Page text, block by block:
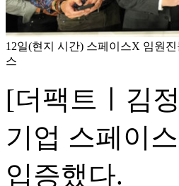
12일(현지 시간) 스페이스X 임원
스
[더팩트ㅣ김
기업 스페이
입증했다.